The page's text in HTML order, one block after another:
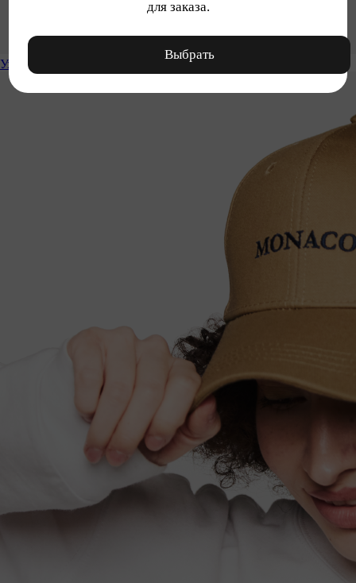
Уход
для заказа.
Выбрать